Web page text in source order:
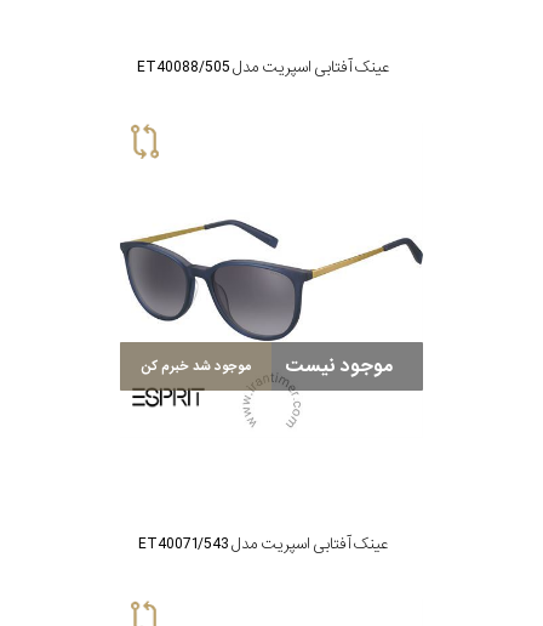
عینک آفتابی اسپریت مدل ET40088/505
موجود نیست موجود شد خبرم کن
عینک آفتابی اسپریت مدل ET40071/543